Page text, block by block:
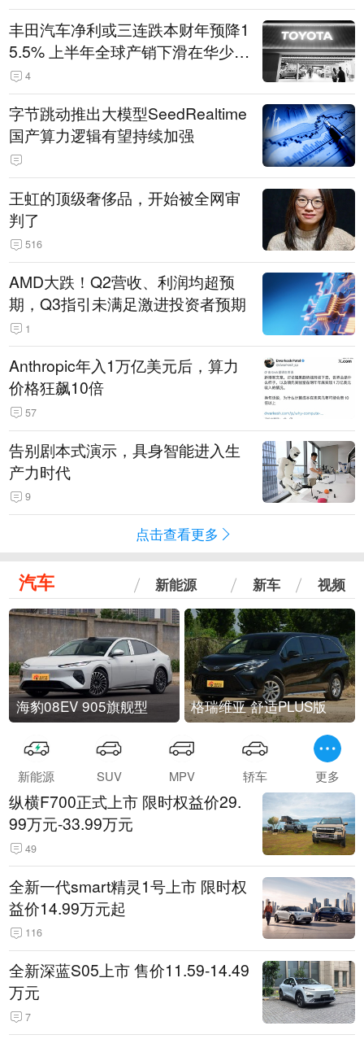
丰田汽车净利或三连跌本财年预降1
5.5% 上半年全球产销下滑在华少卖
14.3万辆
4
字节跳动推出大模型SeedRealtime
国产算力逻辑有望持续加强
王虹的顶级奢侈品，开始被全网审
判了
516
AMD大跌！Q2营收、利润均超预
期，Q3指引未满足激进投资者预期
1
Anthropic年入1万亿美元后，算力
价格狂飙10倍
57
告别剧本式演示，具身智能进入生
产力时代
9
点击查看更多
汽车 新能源 新车 视频
海豹08EV 905旗舰型 格瑞维亚 舒适PLUS版
新能源 SUV MPV 轿车 更多
纵横F700正式上市 限时权益价29.
99万元-33.99万元
49
全新一代smart精灵1号上市 限时权
益价14.99万元起
116
全新深蓝S05上市 售价11.59-14.49
万元
7